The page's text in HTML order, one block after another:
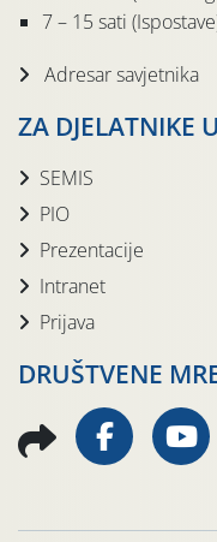
7 – 15 sati
Adresar savjetnika
ZA DJELATNIKE
SEMIS
PIO
Prezentacije
Intranet
Prijava
DRUŠTVENE